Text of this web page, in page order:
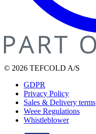
© 2026 TEFCOLD A/S
GDPR
Privacy Policy
Sales & Delivery terms
Weee Regulations
Whistleblower